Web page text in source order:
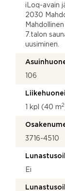
iLoq-avain
2030
7.talon
uusiminen.
106
1 kpl (40 m2
3716-4510
Ei